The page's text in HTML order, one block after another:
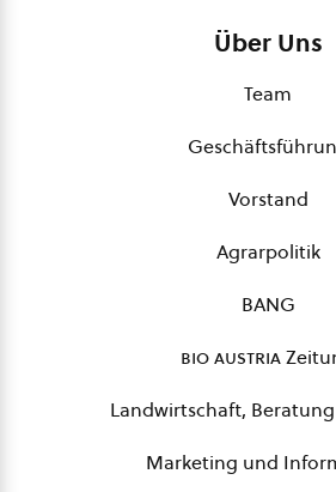
Über Uns
Team
Vorstand
Agrarpolitik
BANG
bio austria
Landwirtschaft,
Marketing und